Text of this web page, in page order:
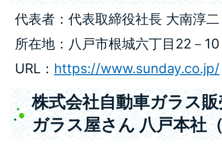
代表者：代表取締役社長 大南淳二
所在地：八戸市根城六丁目22－10
URL： https://www.sunday.co.jp/
株式会社自動車ガラス
ガラス屋さん 八戸本社